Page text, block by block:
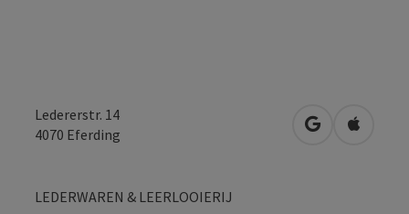
Ledererstr. 14
4070 Eferding Openen in
LEDERWAREN & LEERLOOIERIJ